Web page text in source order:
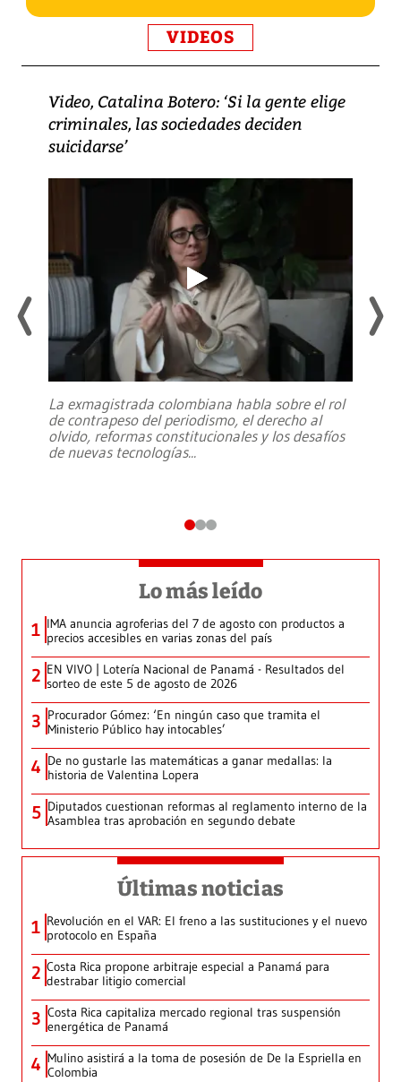
VIDEOS
Video, Catalina Botero: ‘Si la gente elige
criminales, las sociedades deciden
suicidarse’
La exmagistrada colombiana habla sobre el rol
de contrapeso del periodismo, el derecho al
olvido, reformas constitucionales y los desafíos
de nuevas tecnologías...
Lo más leído
1 IMA anuncia agroferias del 7 de agosto con productos a
precios accesibles en varias zonas del país
2 EN VIVO | Lotería Nacional de Panamá - Resultados del
sorteo de este 5 de agosto de 2026
3 Procurador Gómez: ‘En ningún caso que tramita el
Ministerio Público hay intocables’
4 De no gustarle las matemáticas a ganar medallas: la
historia de Valentina Lopera
5 Diputados cuestionan reformas al reglamento interno de la
Asamblea tras aprobación en segundo debate
Últimas noticias
1 Revolución en el VAR: El freno a las sustituciones y el nuevo
protocolo en España
2 Costa Rica propone arbitraje especial a Panamá para
destrabar litigio comercial
3 Costa Rica capitaliza mercado regional tras suspensión
energética de Panamá
4 Mulino asistirá a la toma de posesión de De la Espriella en
Colombia